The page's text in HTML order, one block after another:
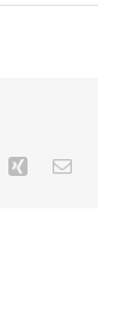
XingCorreo